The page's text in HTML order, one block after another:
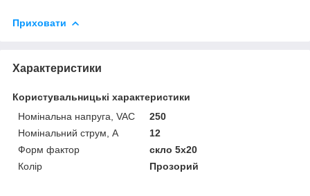
Приховати
Характеристики
Користувальницькі характеристики
Номінальна напруга, VAC
250
Номінальний струм, А
12
Форм фактор
скло 5х20
Колір
Прозорий